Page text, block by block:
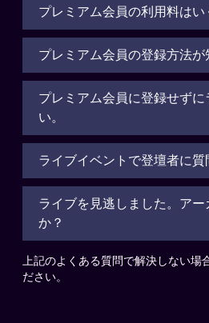
プレミアム会員の利用料はい
プレミアム会員の登録方法が
プレミアム会員に登録せず
い。
ライブイベントで登壇者に質
ライブを見逃しました。ア
か？
上記のよくある質問で解決しない場
ださい。